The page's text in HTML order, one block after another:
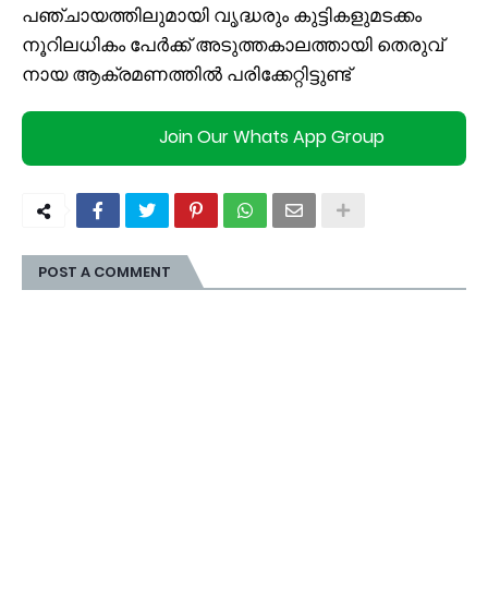
പഞ്ചായത്തിലുമായി വൃദ്ധരും കുട്ടികളുമടക്കം
നൂറിലധികം പേര്‍ക്ക് അടുത്തകാലത്തായി തെരുവ്
നായ ആക്രമണത്തില്‍ പരിക്കേറ്റിട്ടുണ്ട്
Join Our Whats App Group
POST A COMMENT